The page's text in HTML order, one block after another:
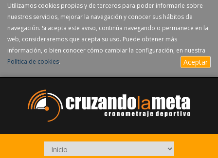
Utilizamos cookies propias y de terceros para poder informarle sobre
nuestros servicios, mejorar la navegación y conocer sus hábitos de
navegación. Si acepta este aviso, continúa navegando o permanece en la
web, consideraremos que acepta su uso. Puede obtener más
información, o bien conocer cómo cambiar la configuración, en nuestra
Política de cookies. Aceptar